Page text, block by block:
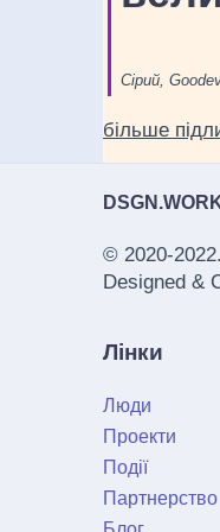
Сірий,
більше
© 2020-
Designed &
Лінки
Люди
Проекти
Події
Партнерство